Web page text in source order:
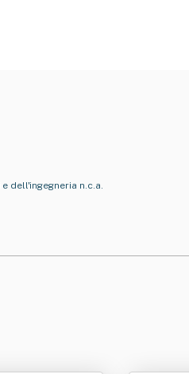
dell'ingegneria n.c.a.